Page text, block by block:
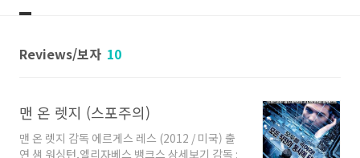
Reviews/보자 10
맨 온 렛지 (스포주의)
맨 온 렛지 감독 에르게스 레스 (2012 / 미국) 출
연 샘 워싱턴,엘리자베스 뱅크스 상세보기 감독 :